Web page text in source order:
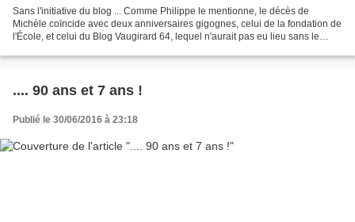
Sans l'initiative du blog ... Comme Philippe le mentionne, le décès de
Michèle coïncide avec deux anniversaires gigognes, celui de la fondation de
l'École, et celui du Blog Vaugirard 64, lequel n'aurait pas eu lieu sans le
.... 90 ans et 7 ans !
Publié le 30/06/2016 à 23:18